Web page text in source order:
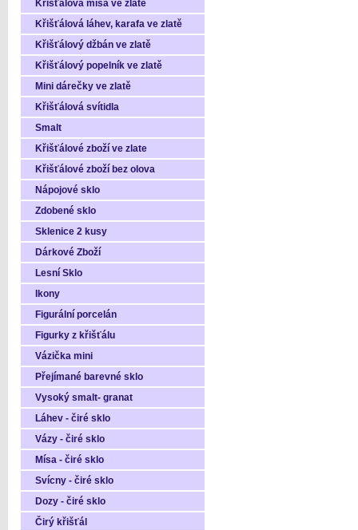
Křišťálová mísa ve zlate
Křišťálová láhev, karafa ve zlatě
Křišťálový džbán ve zlatě
Křišťálový popelník ve zlatě
Mini dárečky ve zlatě
Křišťálová svítidla
Smalt
Křišťálové zboží ve zlate
Křišťálové zboží bez olova
Nápojové sklo
Zdobené sklo
Sklenice 2 kusy
Dárkové Zboží
Lesní Sklo
Ikony
Figurální porcelán
Figurky z křišťálu
Vázička mini
Přejímané barevné sklo
Vysoký smalt- granat
Láhev - čiré sklo
Vázy - čiré sklo
Mísa - čiré sklo
Svícny - čiré sklo
Dozy - čiré sklo
Čirý křišťál